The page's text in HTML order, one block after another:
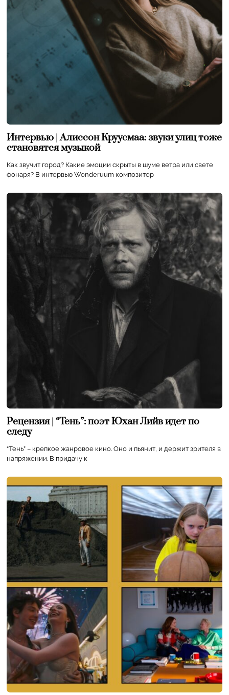
Интервью | Алиссон Круусмаа: звуки улиц тоже
становятся музыкой
Как звучит город? Какие эмоции скрыты в шуме ветра или свете
фонаря? В интервью Wonderuum композитор
Рецензия | “Тень”: поэт Юхан Лийв идет по
следу
“Тень” – крепкое жанровое кино. Оно и пьянит, и держит зрителя в
напряжении. В придачу к